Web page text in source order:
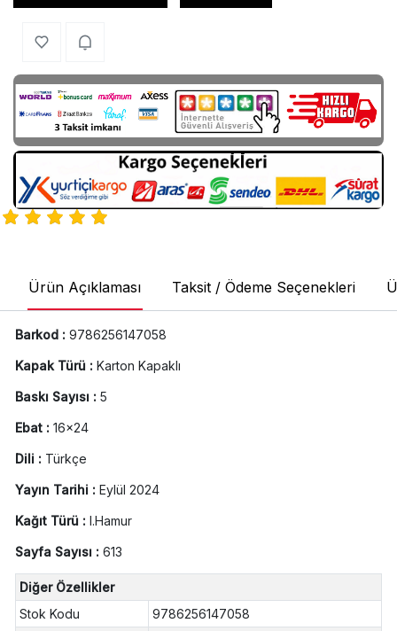
Ürün Açıklaması Taksit / Ödeme Seçenekleri
Barkod : 9786256147058
Kapak Türü : Karton Kapaklı
Baskı Sayısı : 5
Ebat : 16x24
Dili : Türkçe
Yayın Tarihi : Eylül 2024
Kağıt Türü : I.Hamur
Sayfa Sayısı : 613
Diğer Özellikler
Stok Kodu
9786256147058